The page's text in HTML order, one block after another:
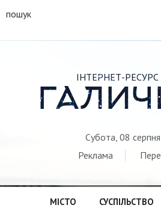
пошук
ІНТЕРНЕТ-РЕСУРС
Субота, 08
Реклама
МІСТО СУСПІЛЬСТВО